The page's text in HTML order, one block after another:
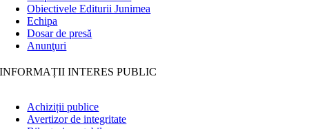
Obiectivele Editurii Junimea
Echipa
Dosar de presă
Anunţuri
INFORMAȚII INTERES PUBLIC
Achiziții publice
Avertizor de integritate